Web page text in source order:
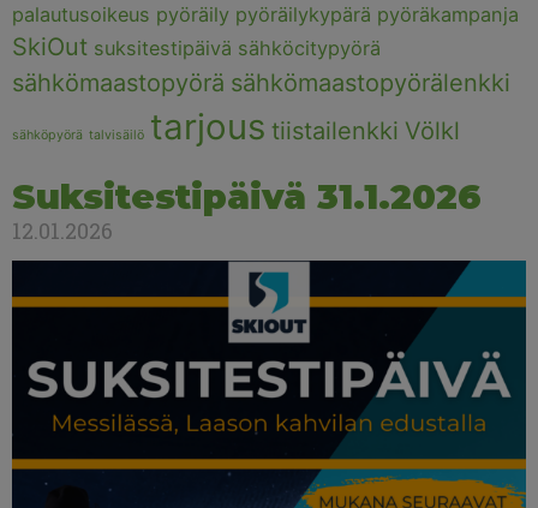
palautusoikeus pyöräily pyöräilykypärä pyöräkampanja
SkiOut suksitestipäivä sähköcitypyörä
sähkömaastopyörä sähkömaastopyörälenkki
sähköpyörä talvisäilö tarjous tiistailenkki Völkl
Suksitestipäivä 31.1.2026
12.01.2026